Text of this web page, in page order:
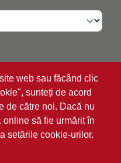
web sau făcând clic
sunteți de acord
de către noi. Dacă nu
să fie urmărit în
setările cookie-urilor.